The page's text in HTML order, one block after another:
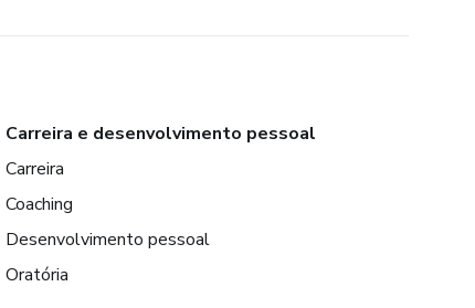
Carreira e desenvolvimento pessoal
Carreira
Coaching
Desenvolvimento pessoal
Oratória